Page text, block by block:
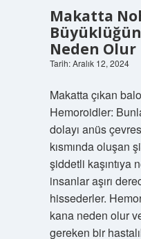
Makatta
Neden Olur
Tarih: Aralık 12, 2024
Makatta çıkan
Hemoroidler:
dolayı anüs
kısmında oluşan
şiddetli kaşıntıya
insanlar aşırı
hissederler.
kana neden olur
gereken bir